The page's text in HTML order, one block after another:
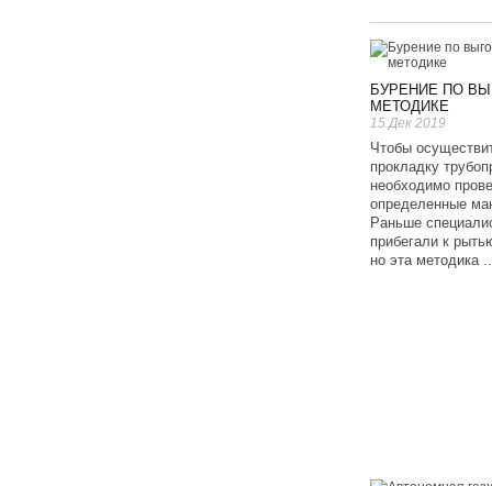
БУРЕНИЕ ПО
МЕТОДИКЕ
15 Дек 2019
Чтобы
прокладку
необходимо
определенные
Раньше
прибегали к
но эта методика